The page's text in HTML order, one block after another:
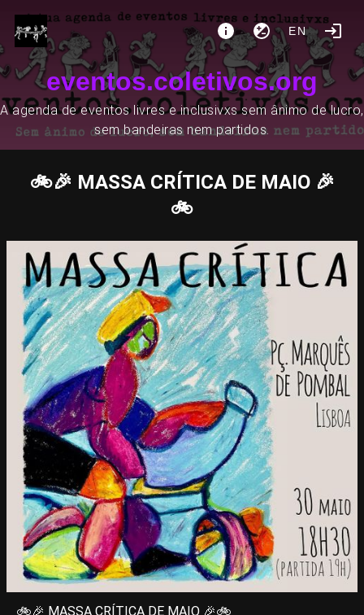
EN
eventos.coletivos.org
A agenda de eventos livres e inclusivxs sem ânimo de lucro,
sem bandeiras nem partidos.
🚲🎉 MASSA CRÍTICA DE MAIO 🎉
🚲
🚲🎉 MASSA CRÍTICA DE MAIO 🎉🚲